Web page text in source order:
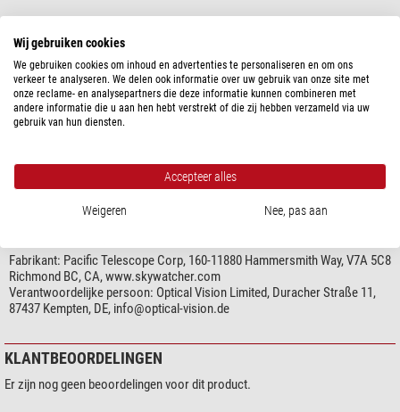
Telescoop aansluiting
Geschikt voor telescopen
Newton
Algemeen
Type
Materiaal buitenkant
Aluminium
Fabrikant: Pacific Telescope Corp, 160-11880 Hammersmith Way, V7A 5C8
Richmond BC, CA, www.skywatcher.com
Verantwoordelijke persoon: Optical Vision Limited, Duracher Straße 11,
87437 Kempten, DE, info@optical-vision.de
KLANTBEOORDELINGEN
Er zijn nog geen beoordelingen voor dit product.
Wij gebruiken cookies
We gebruiken cookies om inhoud en advertenties te personaliseren en om ons
verkeer te analyseren. We delen ook informatie over uw gebruik van onze site met
onze reclame- en analysepartners die deze informatie kunnen combineren met
andere informatie die u aan hen hebt verstrekt of die zij hebben verzameld via uw
gebruik van hun diensten.
Accepteer alles
Weigeren Nee, pas aan